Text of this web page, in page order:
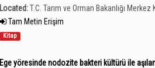
Located:T.C. Tarım ve Orman Bakanlığı
Tam Metin Erişim
Kitap
Ege yöresinde nodozite bakteri kültürü ile